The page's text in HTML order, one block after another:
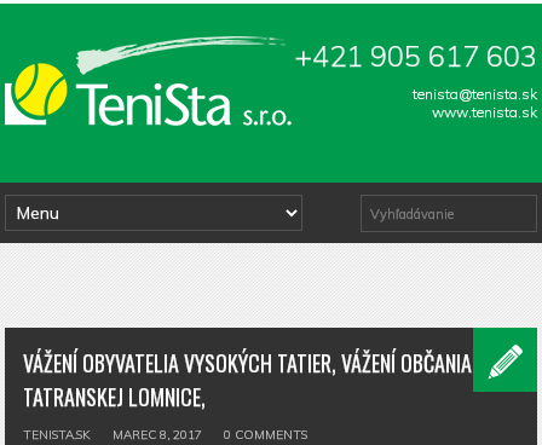
+421 905 617 603
tenista@tenista.sk
www.tenista.sk
VÁŽENÍ OBYVATELIA VYSOKÝCH TATIER, VÁŽENÍ OBČANIA
TATRANSKEJ LOMNICE,
TENISTA.SK MAREC 8, 2017 0 COMMENTS